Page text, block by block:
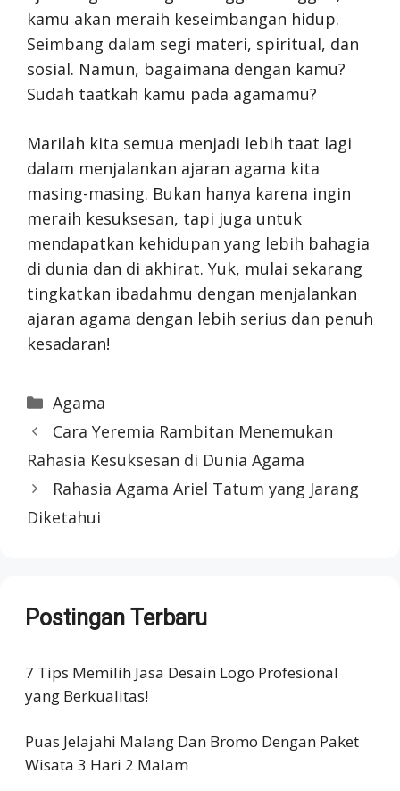
kamu akan meraih keseimbangan hidup.
Seimbang dalam segi materi, spiritual, dan
sosial. Namun, bagaimana dengan kamu?
Sudah taatkah kamu pada agamamu?
Marilah kita semua menjadi lebih taat lagi
dalam menjalankan ajaran agama kita
masing-masing. Bukan hanya karena ingin
meraih kesuksesan, tapi juga untuk
mendapatkan kehidupan yang lebih bahagia
di dunia dan di akhirat. Yuk, mulai sekarang
tingkatkan ibadahmu dengan menjalankan
ajaran agama dengan lebih serius dan penuh
kesadaran!
Categories
Agama
Cara Yeremia Rambitan Menemukan
Rahasia Kesuksesan di Dunia Agama
Rahasia Agama Ariel Tatum yang Jarang
Diketahui
Postingan Terbaru
7 Tips Memilih Jasa Desain Logo Profesional
yang Berkualitas!
Puas Jelajahi Malang Dan Bromo Dengan Paket
Wisata 3 Hari 2 Malam